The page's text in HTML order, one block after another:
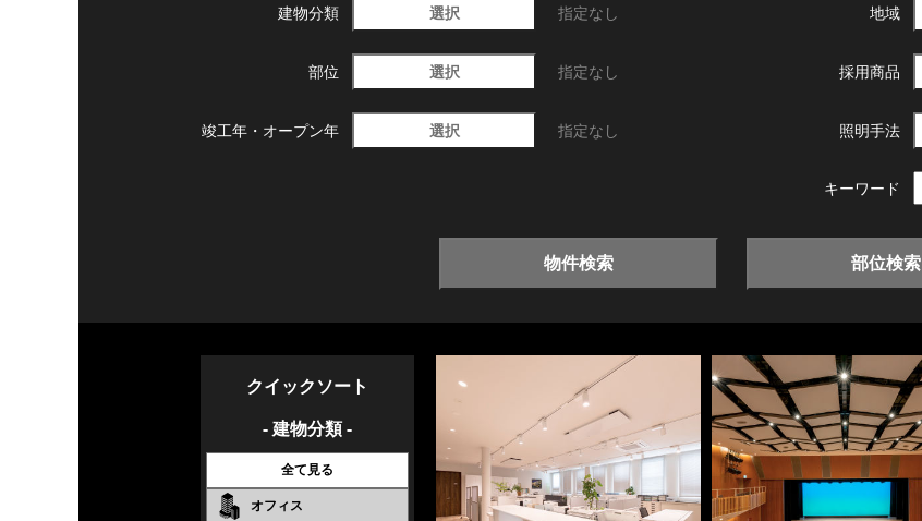
建物分類 選択 指定なし 地域
部位 選択 指定なし 採用商品
竣工年・ オープン年 選択 指定なし 照明手法
キーワード
物件検索 部位検索
クイックソート
- 建物分類 -
全て見る
オフィス